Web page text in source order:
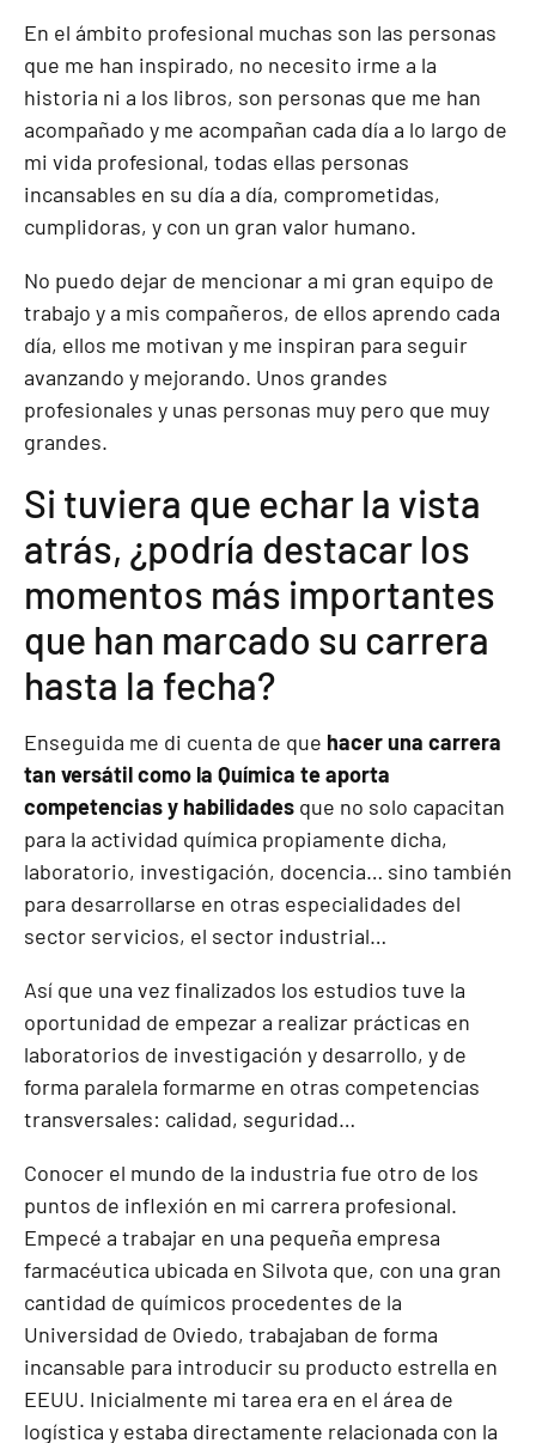
En el ámbito profesional muchas son las personas
que me han inspirado, no necesito irme a la
historia ni a los libros, son personas que me han
acompañado y me acompañan cada día a lo largo de
mi vida profesional, todas ellas personas
incansables en su día a día, comprometidas,
cumplidoras, y con un gran valor humano.
No puedo dejar de mencionar a mi gran equipo de
trabajo y a mis compañeros, de ellos aprendo cada
día, ellos me motivan y me inspiran para seguir
avanzando y mejorando. Unos grandes
profesionales y unas personas muy pero que muy
grandes.
Si tuviera que echar la vista
atrás, ¿podría destacar los
momentos más importantes
que han marcado su carrera
hasta la fecha?
Enseguida me di cuenta de que hacer una carrera
tan versátil como la Química te aporta
competencias y habilidades que no solo capacitan
para la actividad química propiamente dicha,
laboratorio, investigación, docencia… sino también
para desarrollarse en otras especialidades del
sector servicios, el sector industrial…
Así que una vez finalizados los estudios tuve la
oportunidad de empezar a realizar prácticas en
laboratorios de investigación y desarrollo, y de
forma paralela formarme en otras competencias
transversales: calidad, seguridad…
Conocer el mundo de la industria fue otro de los
puntos de inflexión en mi carrera profesional.
Empecé a trabajar en una pequeña empresa
farmacéutica ubicada en Silvota que, con una gran
cantidad de químicos procedentes de la
Universidad de Oviedo, trabajaban de forma
incansable para introducir su producto estrella en
EEUU. Inicialmente mi tarea era en el área de
logística y estaba directamente relacionada con la